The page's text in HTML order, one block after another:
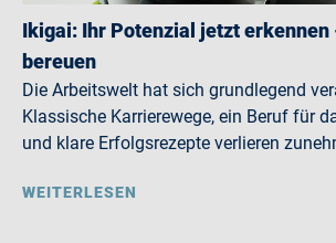
Ikigai: Ihr Potenzial jetzt erkennen
bereuen
Die Arbeitswelt hat sich grundlegend
Klassische Karrierewege, ein Beruf für
und klare Erfolgsrezepte verlieren
WEITERLESEN